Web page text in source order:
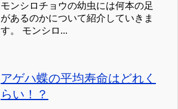
モンシロチョウの幼虫には何本の足
があるのかについて紹介していきま
す。 モンシロ...
アゲハ蝶の平均寿命はどれく
らい！？